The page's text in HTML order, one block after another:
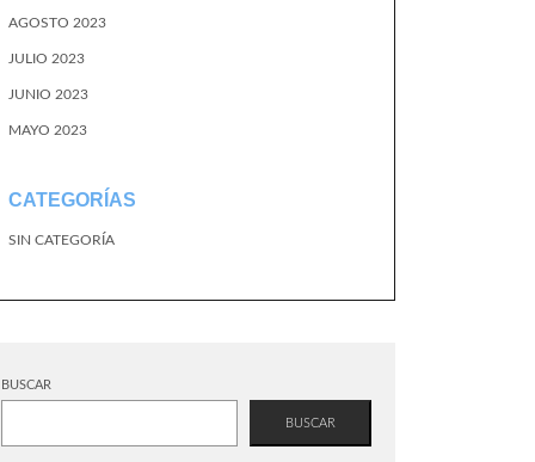
AGOSTO 2023
JULIO 2023
JUNIO 2023
MAYO 2023
CATEGORÍAS
SIN CATEGORÍA
BUSCAR
BUSCAR